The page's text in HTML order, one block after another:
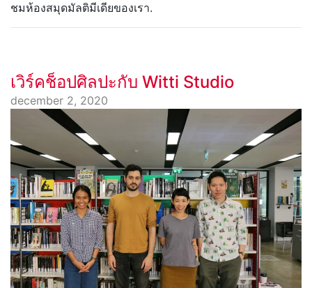
ชมห้องสมุดมัลติมีเดียของเรา.
เวิร์คช็อปศิลปะกับ Witti Studio
december 2, 2020